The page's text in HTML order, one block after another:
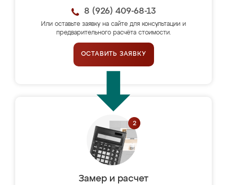
8 (926) 409-68-13
Или оставьте заявку на сайте для консультации и
предварительного расчёта стоимости.
ОСТАВИТЬ ЗАЯВКУ
Замер и расчет